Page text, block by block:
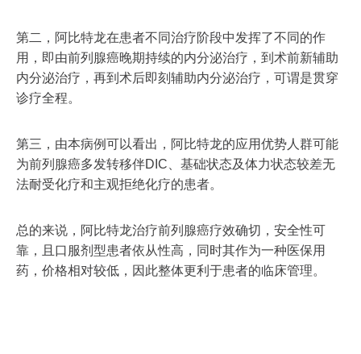
第二，阿比特龙在患者不同治疗阶段中发挥了不同的作
用，即由前列腺癌晚期持续的内分泌治疗，到术前新辅助
内分泌治疗，再到术后即刻辅助内分泌治疗，可谓是贯穿
诊疗全程。
第三，由本病例可以看出，阿比特龙的应用优势人群可能
为前列腺癌多发转移伴DIC、基础状态及体力状态较差无
法耐受化疗和主观拒绝化疗的患者。
总的来说，阿比特龙治疗前列腺癌疗效确切，安全性可
靠，且口服剂型患者依从性高，同时其作为一种医保用
药，价格相对较低，因此整体更利于患者的临床管理。